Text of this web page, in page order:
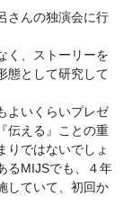
さんの独演会に行
く、ストーリーを
態として研究して
よいくらいプレゼ
伝える』ことの重
りではないでしょ
るMIJSでも、４年
していて、初回か